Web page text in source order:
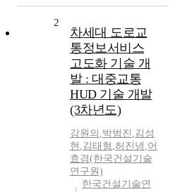
2
차세대 도로교
통정보서비스
고도화 기술 개
발 : 대중교통
HUD 기술 개발
(3차년도)
강원의 ,박범진 ,김성
현 ,김태형 ,허진녕 ,어
효경(한국건설기술
연구원)
한국건설기술연